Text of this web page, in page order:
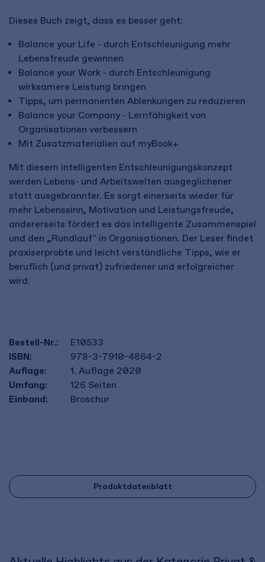
Dieses Buch zeigt, dass es besser geht:
Balance your Life - durch Entschleunigung mehr
Lebensfreude gewinnen
Balance your Work - durch Entschleunigung
wirksamere Leistung bringen
Tipps, um permanenten Ablenkungen zu reduzieren
Balance your Company - Lernfähigkeit von
Organisationen verbessern
Mit Zusatzmaterialien auf myBook+
Mit diesem intelligenten Entschleunigungskonzept
werden Lebens- und Arbeitswelten ausgeglichener
statt ausgebrannter. Es sorgt einerseits wieder für
mehr Lebenssinn, Motivation und Leistungsfreude,
andererseits fördert es das intelligente Zusammenspiel
und den „Rundlauf" in Organisationen. Der Leser findet
praxiserprobte und leicht verständliche Tipps, wie er
beruflich (und privat) zufriedener und erfolgreicher
wird.
Bestell-Nr.:
E10533
ISBN:
978-3-7910-4864-2
Auflage:
1. Auflage 2020
Umfang:
126 Seiten
Einband:
Broschur
Produktdatenblatt